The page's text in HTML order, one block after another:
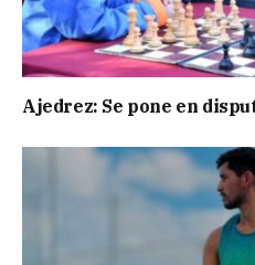
Ajedrez: Se pone en